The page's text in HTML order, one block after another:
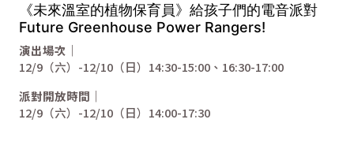
《未來溫室的植物保育員》給孩子們的電音派對
Future Greenhouse Power Rangers!
演出場次｜
12/9（六）-12/10（日）14:30-15:00、16:30-17:00
派對開放時間｜
12/9（六）-12/10（日）14:00-17:30